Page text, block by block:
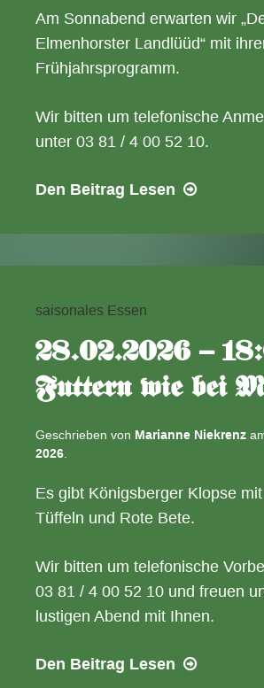
Am Sonnabend erwarten wir
Elmenhorster Landlüüd“ mit
Frühjahrsprogramm.
Wir bitten um telefonische
unter 03 81 / 4 00 52 10.
Den Beitrag Lesen
15:00
saisonales Essen
28.02.2026 –
Futtern wie bei
Geschrieben von Marianne Niekrenz
2026
Es gibt Königsberger Klopse
Tüffeln und Rote Bete.
Wir bitten um telefonische
03 81 / 4 00 52 10 und freuen
lustigen Abend mit Ihnen.
Den Beitrag Lesen